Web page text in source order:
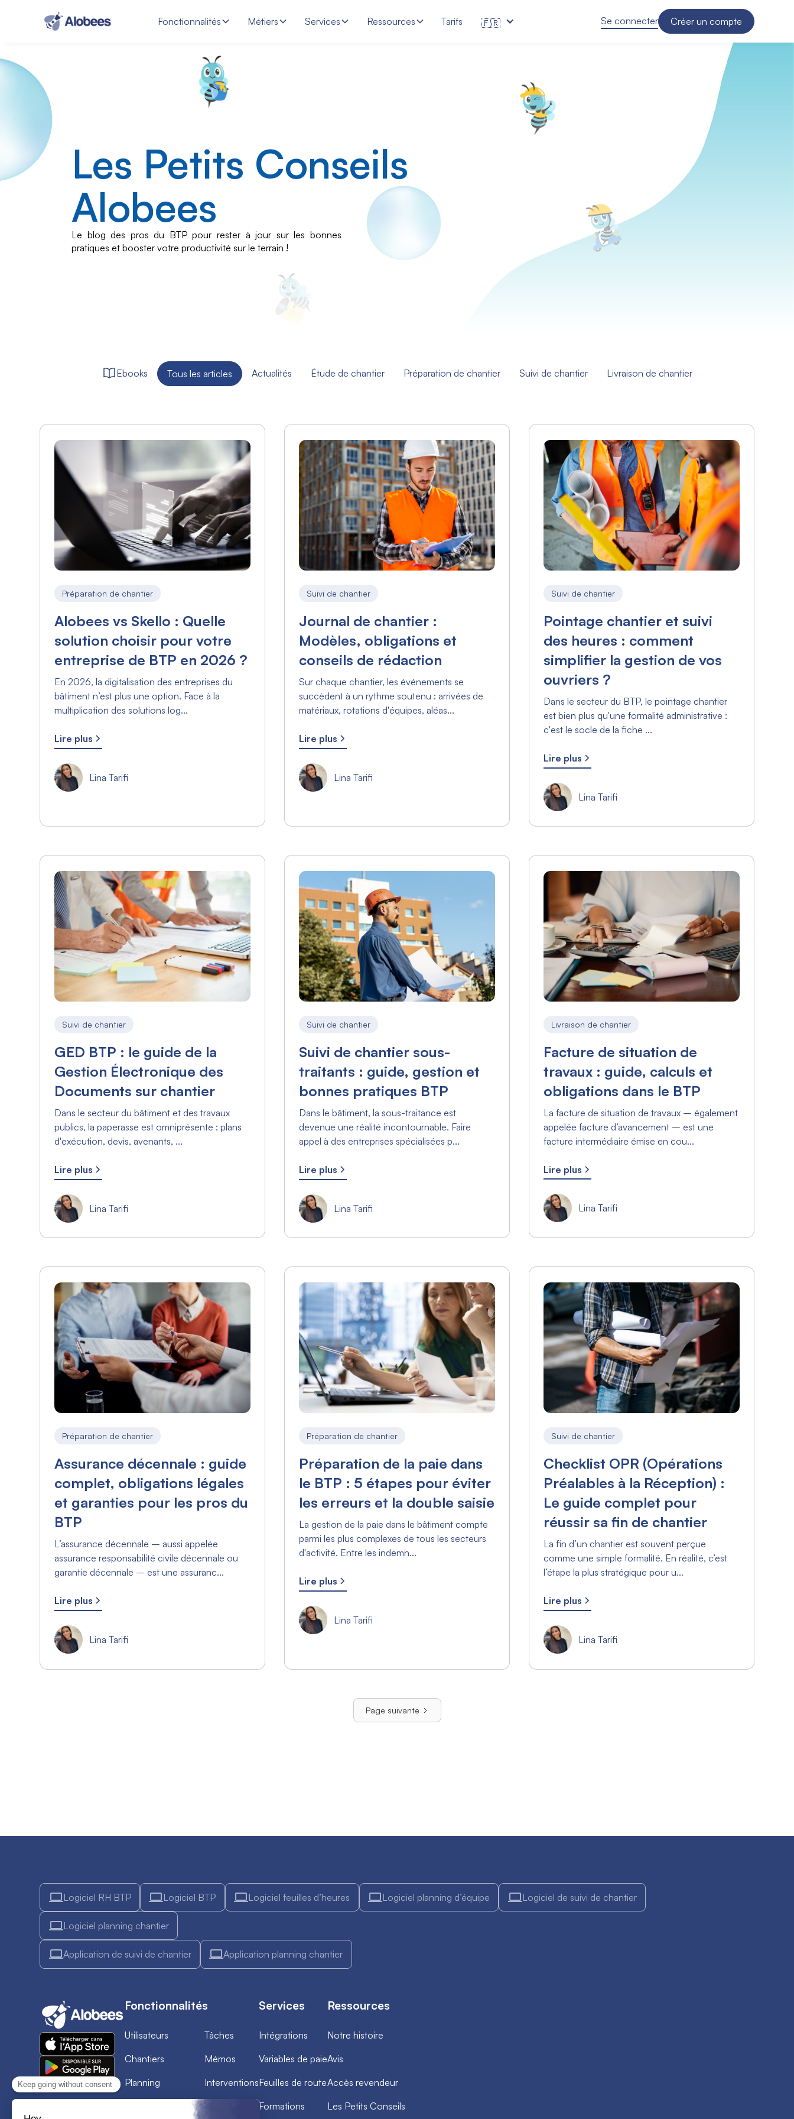
Fonctionnalités Métiers Services Ressources Tarifs 🇫🇷 Se connecter Créer un compte
Les Petits Conseils
Alobees
Le blog des pros du BTP pour rester à jour sur les bonnes
pratiques et booster votre productivité sur le terrain !
Ebooks Tous les articles Actualités Étude de chantier Préparation de chantier Suivi de chantier Livraison de chantier
Préparation de chantier
Alobees vs Skello : Quelle
solution choisir pour votre
entreprise de BTP en 2026 ?
En 2026, la digitalisation des entreprises du
bâtiment n’est plus une option. Face à la
multiplication des solutions log...
Lire plus
Lina Tarifi
Suivi de chantier
Journal de chantier :
Modèles, obligations et
conseils de rédaction
Sur chaque chantier, les événements se
succèdent à un rythme soutenu : arrivées de
matériaux, rotations d'équipes, aléas...
Lire plus
Lina Tarifi
Suivi de chantier
Pointage chantier et suivi
des heures : comment
simplifier la gestion de vos
ouvriers ?
Dans le secteur du BTP, le pointage chantier
est bien plus qu'une formalité administrative :
c'est le socle de la fiche ...
Lire plus
Lina Tarifi
Suivi de chantier
GED BTP : le guide de la
Gestion Électronique des
Documents sur chantier
Dans le secteur du bâtiment et des travaux
publics, la paperasse est omniprésente : plans
d'exécution, devis, avenants, ...
Lire plus
Lina Tarifi
Suivi de chantier
Suivi de chantier sous-
traitants : guide, gestion et
bonnes pratiques BTP
Dans le bâtiment, la sous-traitance est
devenue une réalité incontournable. Faire
appel à des entreprises spécialisées p...
Lire plus
Lina Tarifi
Livraison de chantier
Facture de situation de
travaux : guide, calculs et
obligations dans le BTP
La facture de situation de travaux – également
appelée facture d’avancement – est une
facture intermédiaire émise en cou...
Lire plus
Lina Tarifi
Préparation de chantier
Assurance décennale : guide
complet, obligations légales
et garanties pour les pros du
BTP
L’assurance décennale – aussi appelée
assurance responsabilité civile décennale ou
garantie décennale – est une assuranc...
Lire plus
Lina Tarifi
Préparation de chantier
Préparation de la paie dans
le BTP : 5 étapes pour éviter
les erreurs et la double saisie
La gestion de la paie dans le bâtiment compte
parmi les plus complexes de tous les secteurs
d'activité. Entre les indemn...
Lire plus
Lina Tarifi
Suivi de chantier
Checklist OPR (Opérations
Préalables à la Réception) :
Le guide complet pour
réussir sa fin de chantier
La fin d’un chantier est souvent perçue
comme une simple formalité. En réalité, c’est
l’étape la plus stratégique pour u...
Lire plus
Lina Tarifi
Page suivante
Logiciel RH BTP Logiciel BTP Logiciel feuilles d’heures Logiciel planning d’équipe Logiciel de suivi de chantier
Logiciel planning chantier
Application de suivi de chantier Application planning chantier
Fonctionnalités
Utilisateurs
Chantiers
Planning
Feuilles d'heures
Tâches
Mémos
Interventions
Services
Intégrations
Variables de paie
Feuilles de route
Formations
Ressources
Notre histoire
Avis
Accès revendeur
Les Petits Conseils